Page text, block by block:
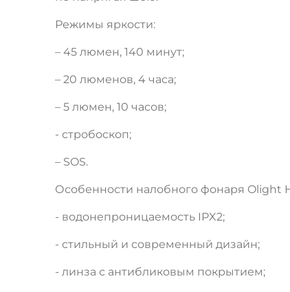
Режимы яркости:
– 45 люмен, 140 минут;
– 20 люменов, 4 часа;
– 5 люмен, 10 часов;
- стробоскоп;
– SOS.
Особенности налобного фонаря Olight
- водонепроницаемость IPX2;
- стильный и современный дизайн;
- линза с антибликовым покрытием;